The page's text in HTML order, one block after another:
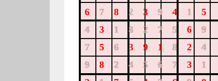
678239415
431827569
756391824
982456731
7
2 9
1
4
18275
9
7
6 8
4
9
24567
1